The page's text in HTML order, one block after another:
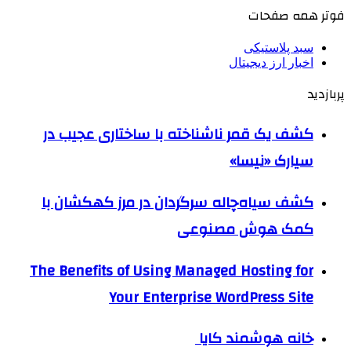
فوتر همه صفحات
سبد پلاستیکی
اخبار ارز دیجیتال
پربازدید
کشف یک قمر ناشناخته با ساختاری عجیب در
سیارک «نیسا»
کشف سیاه‌چاله سرگردان در مرز کهکشان با
کمک هوش مصنوعی
The Benefits of Using Managed Hosting for
Your Enterprise WordPress Site
خانه هوشمند کایا